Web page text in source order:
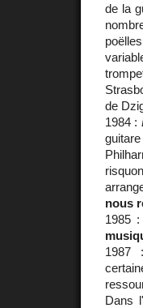
de la
de
1984 :
nous
1985
Dans